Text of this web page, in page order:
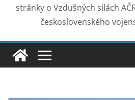
stránky o Vzdušných silách
československého